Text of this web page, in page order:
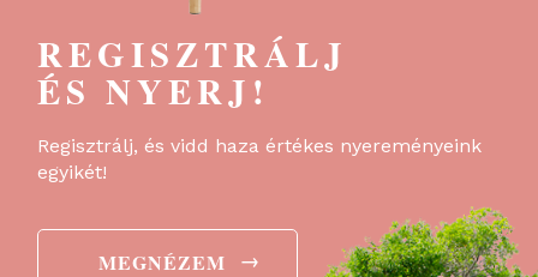
REGISZTRÁLJ
ÉS NYERJ!
Regisztrálj, és vidd haza értékes nyereményeink
egyikét!
MEGNÉZEM →